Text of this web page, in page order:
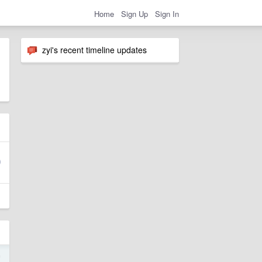
Home Sign Up Sign In
zyi's recent timeline updates